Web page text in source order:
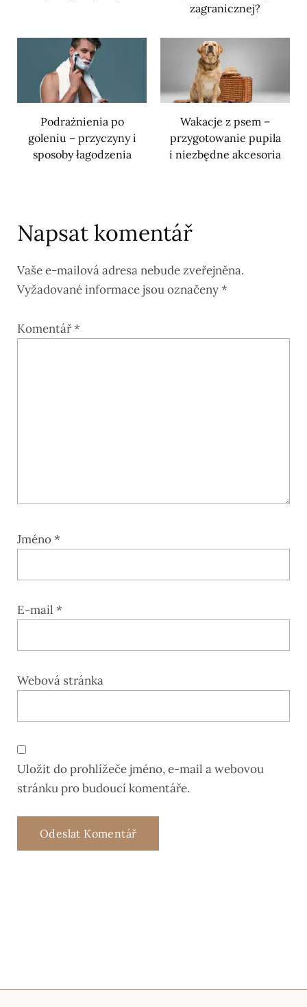
zagranicznej?
Podrażnienia po
goleniu – przyczyny i
sposoby łagodzenia
Wakacje z psem –
przygotowanie pupila
i niezbędne akcesoria
Napsat komentář
Vaše e-mailová adresa nebude zveřejněna.
Vyžadované informace jsou označeny*
Komentář*
Jméno*
E-mail *
Webová stránka
Uložit do prohlížeče jméno, e-mail a webovou
stránku pro budoucí komentáře.